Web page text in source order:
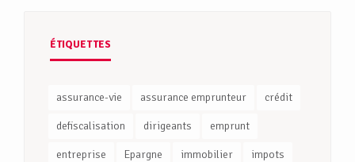
ÉTIQUETTES
assurance-vie assurance emprunteur crédit
defiscalisation dirigeants emprunt
entreprise Epargne immobilier impots